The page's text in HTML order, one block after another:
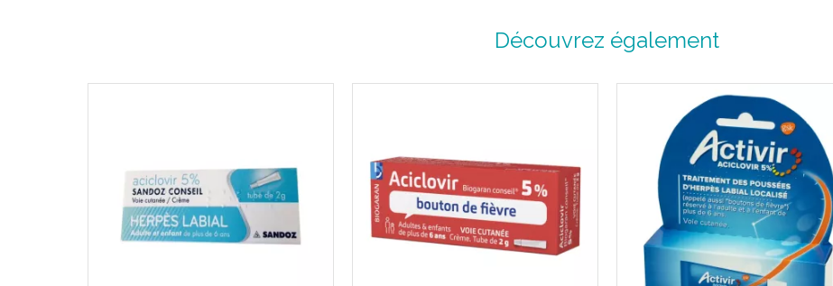
Découvrez également